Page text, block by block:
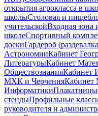
открытия агрокласса в
школыСтоловая и
учительскойВходная зона
школеСпортивный
доскиГардероб
АстрономииКабинет
ЛитературыКабинет
ОбществознанияКабинет
МХК и ЧерченияКабинет
Информатики
стендыПрофильные
руководителя и